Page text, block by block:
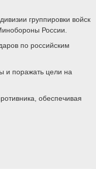
группировки войск
России.
по российским
и поражать цели на
обеспечивая